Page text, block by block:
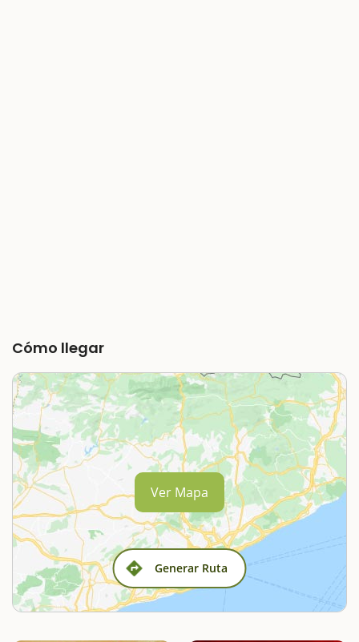
Cómo llegar
Generar Ruta
Ver Mapa